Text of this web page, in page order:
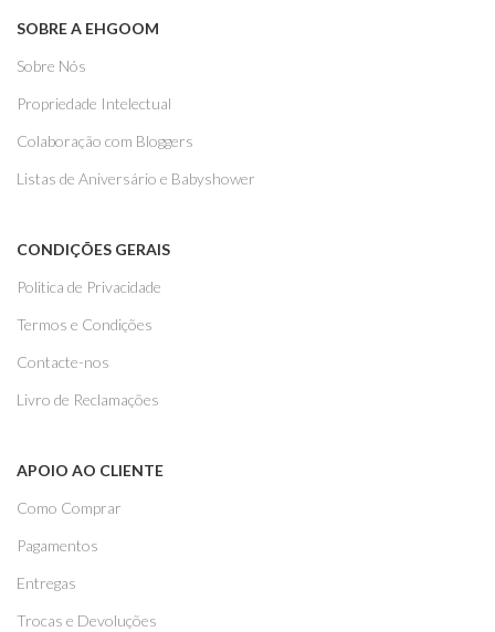
SOBRE A EHGOOM
Sobre Nós
Propriedade Intelectual
Colaboração com Bloggers
Listas de Aniversário e Babyshower
CONDIÇÕES GERAIS
Politica de Privacidade
Termos e Condições
Contacte-nos
Livro de Reclamações
APOIO AO CLIENTE
Como Comprar
Pagamentos
Entregas
Trocas e Devoluções